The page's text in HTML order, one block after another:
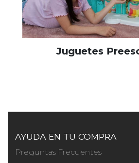
Juguetes
AYUDA EN TU COMPRA
Preguntas Frecuentes